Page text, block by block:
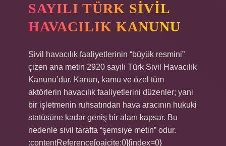
SAYILI TÜRK SIVIL
HAVACILIK KANUNU
Sivil havacılık faaliyetlerinin “büyük resmini”
çizen ana metin 2920 sayılı Türk Sivil Havacılık
Kanunu’dur. Kanun, kamu ve özel tüm
aktörlerin havacılık faaliyetlerini düzenler; yani
bir işletmenin ruhsatından hava aracının hukuki
statüsüne kadar geniş bir alanı kapsar. Bu
nedenle sivil tarafta “şemsiye metin” odur.
:contentReference[oaicite:0]{index=0}